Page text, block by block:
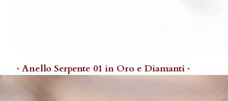
· Anello Serpente 01 in Oro e Diamanti ·